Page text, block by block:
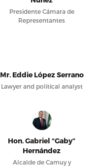
Presidente Cámara de
Representantes
Mr. Eddie López Serrano
Lawyer and political analyst
Hon. Gabriel “Gaby”
Hernández
Alcalde de Camuy y